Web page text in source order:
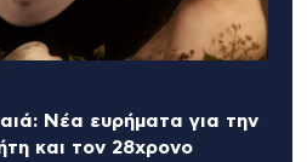
Νέα ευρήματα για την
και τον 28χρονο